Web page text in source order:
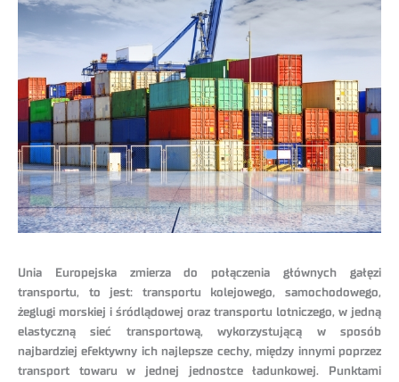
Unia Europejska zmierza do połączenia głównych gałęzi
transportu, to jest: transportu kolejowego, samochodowego,
żeglugi morskiej i śródlądowej oraz transportu lotniczego, w jedną
elastyczną sieć transportową, wykorzystującą w sposób
najbardziej efektywny ich najlepsze cechy, między innymi poprzez
transport towaru w jednej jednostce ładunkowej. Punktami